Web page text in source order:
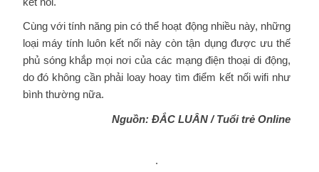
Cùng với tính năng pin có thể hoạt động nhiều này, những
loại máy tính luôn kết nối này còn tận dụng được ưu thế
phủ sóng khắp mọi nơi của các mạng điện thoại di động,
do đó không cần phải loay hoay tìm điểm kết nối wifi như
bình thường nữa.
Nguồn: ĐẮC LUÂN / Tuổi trẻ Online
.